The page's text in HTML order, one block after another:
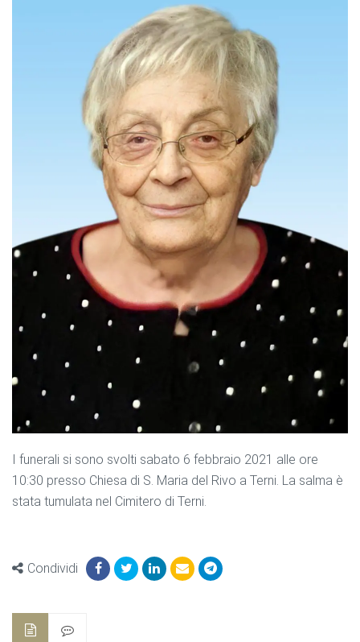
I funerali si sono svolti sabato 6 febbraio 2021 alle ore
10:30 presso Chiesa di S. Maria del Rivo a Terni. La salma è
stata tumulata nel Cimitero di Terni.
Condividi